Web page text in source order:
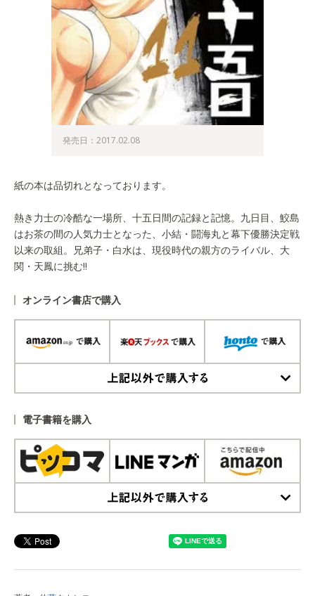
発売日：2017.02.08
紙の本は品切れとなっております。
熱き力士の冷酷な一場所、十五日間の記録と記憶。九日目、鮫島
はお茶の間の人気力士となった、小結・闘海丸と幕下優勝決定戦
以来の取組。兄弟子・白水は、現役時代の親方のライバル、大
関・天鳳に挑む!!
オンライン書店で購入
電子書籍を購入